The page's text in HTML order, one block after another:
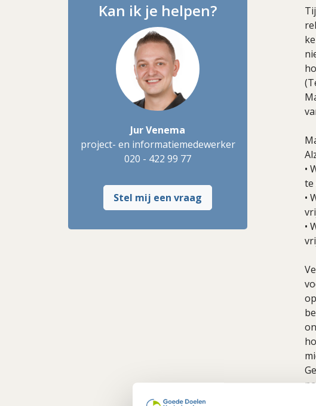
•
te
•
•
Kan ik je helpen?
Jur Venema
project- en informatiemedewerker
020 - 422 99 77
Stel mij een vraag